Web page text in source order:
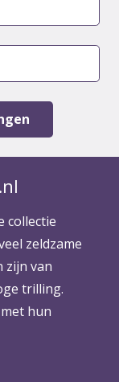
collectie
zeldzame
zijn van
trilling.
hun